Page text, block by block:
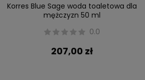
Korres Blue Sage woda toaletowa dla
mężczyzn 50 ml
0.0
207,00 zł